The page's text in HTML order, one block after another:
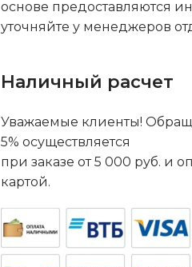
основе предоставляются
уточняйте у менеджеров
Наличный расчет
Уважаемые клиенты!
5% осуществляется
при заказе от 5 000 руб. и
картой.